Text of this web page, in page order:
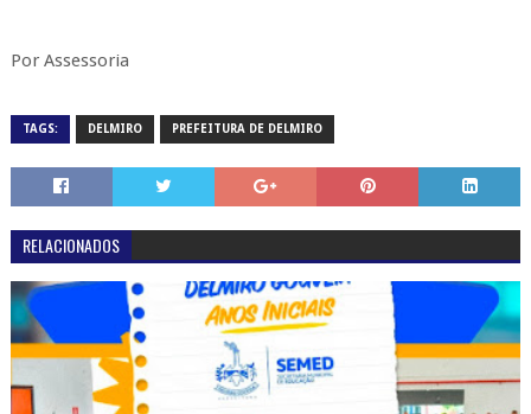
Por Assessoria
TAGS: DELMIRO PREFEITURA DE DELMIRO
RELACIONADOS